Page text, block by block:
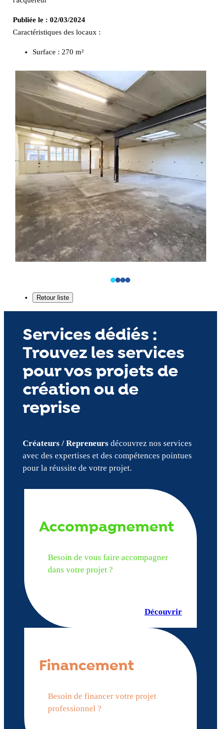
Publiée le : 02/03/2024
Caractéristiques des locaux :
Surface : 270 m²
Services dédiés :
Trouvez les services
pour vos projets de
création ou de
reprise
Créateurs / Repreneursdécouvrez nos services
avec des expertises et des compétences pointues
pour la réussite de votre projet.
Accompagnement
Besoin de vous faire accompagner
dans votre projet ?
Découvrir
Financement
Besoin de financer votre projet
professionnel ?